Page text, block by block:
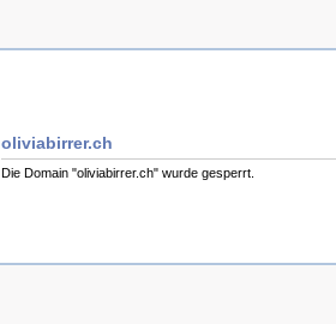
oliviabirrer.ch
Die Domain "oliviabirrer.ch" wurde gesperrt.